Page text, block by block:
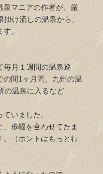
泉マニアの作者が、厳
け流しの温泉から、
。
毎月１週間の温泉巡
の間1ヶ月間、九州の温
の温泉に入るなど
いました。
歩幅を合わせてたま
。（ホントはもっと行